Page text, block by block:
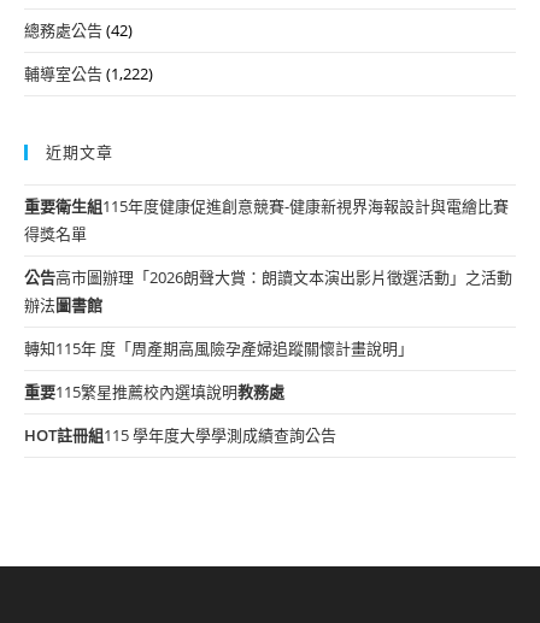
總務處公告(42)
輔導室公告(1,222)
近期文章
重要衛生組115年度健康促進創意競賽-健康新視界海報設計與電繪比賽
得獎名單
公告高市圖辦理「2026朗聲大賞：朗讀文本演出影片徵選活動」之活動
辦法圖書館
轉知115年 度「周產期高風險孕產婦追蹤關懷計畫說明」
重要115繁星推薦校內選填說明教務處
HOT註冊組115 學年度大學學測成績查詢公告